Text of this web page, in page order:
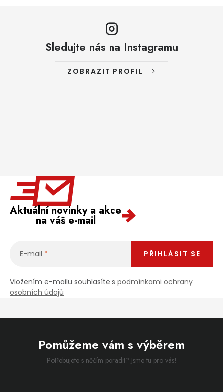
Sledujte nás na Instagramu
ZOBRAZIT PROFIL
Aktuální novinky a akce
na váš e-mail
E-mail
Vložením e-mailu souhlasíte s podmínkami ochrany
osobních údajů
PŘIHLÁSIT SE
Pomůžeme vám s výběrem
Potřebujete s něčím poradit? Jsme tu pro vás!